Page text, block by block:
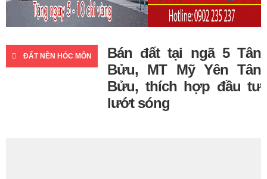
ĐẤT NỀN HÓC MÔN
Bán đất tại ngã 5 Tân
Bửu, MT Mỹ Yên Tân
Bửu, thích hợp đầu tư
lướt sóng